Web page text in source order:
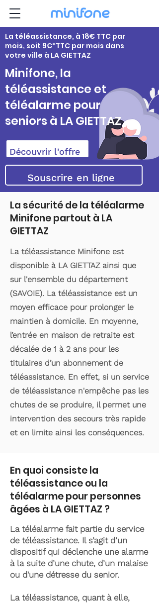
La téléassistance, à 18€ TTC par
mois, soit 9€*TTC par mois dans
votre ville à LA GIETTAZ
Minifone, la
téléassistance et
téléalarme pour
seniors à LA GIETTAZ
Découvrir l'offre
Souscrire en ligne
La sécurité de la téléalarme
Minifone partout à LA
GIETTAZ
La téléassistance Minifone est
disponible à LA GIETTAZ ainsi que
sur l'ensemble du département
(SAVOIE). La téléassistance est un
moyen efficace pour prolonger le
maintien à domicile. En moyenne,
l’entrée en maison de retraite est
décalée de 1 à 2 ans pour les
titulaires d’un abonnement de
téléassistance. En effet, si un service
de téléassistance n'empêche pas les
chutes de se produire, il permet une
intervention des secours très rapide
et en limite ainsi les conséquences.
En quoi consiste la
téléassistance ou la
téléalarme pour personnes
âgées à LA GIETTAZ ?
La téléalarme fait partie du service
de téléassistance. Il s’agit d’un
dispositif qui déclenche une alarme
à la suite d’une chute, d’un malaise
ou d'une détresse du senior.
La téléassistance, quant à elle,